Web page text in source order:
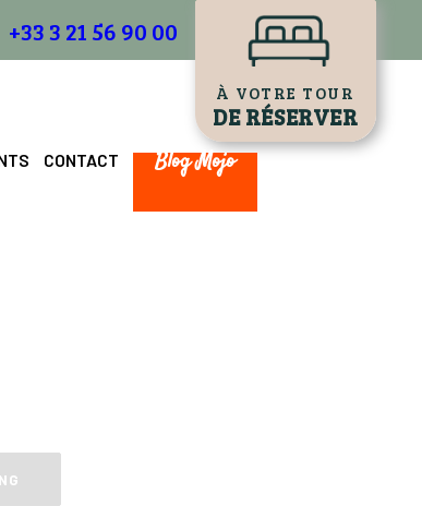
+33 3 21 56 90 00
À VOTRE TOUR
DE RÉSERVER
CONTACT Blog Mojo